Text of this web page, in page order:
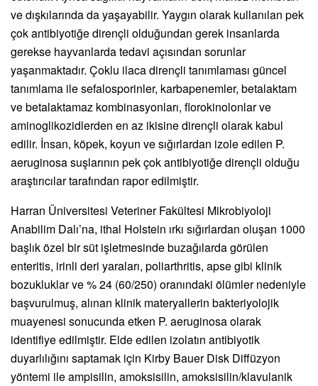
ve dışkılarında da yaşayabilir. Yaygın olarak kullanılan pek
çok antibiyotiğe dirençli olduğundan gerek insanlarda
gerekse hayvanlarda tedavi açısından sorunlar
yaşanmaktadır. Çoklu ilaca dirençli tanımlaması güncel
tanımlama ile sefalosporinler, karbapenemler, betalaktam
ve betalaktamaz kombinasyonları, florokinolonlar ve
aminoglikozidlerden en az ikisine dirençli olarak kabul
edilir. İnsan, köpek, koyun ve sığırlardan izole edilen P.
aeruginosa suşlarının pek çok antibiyotiğe dirençli olduğu
araştırıcılar tarafından rapor edilmiştir.
Harran Üniversitesi Veteriner Fakültesi Mikrobiyoloji
Anabilim Dalı’na, ithal Holstein ırkı sığırlardan oluşan 1000
başlık özel bir süt işletmesinde buzağılarda görülen
enteritis, irinli deri yaraları, poliarthritis, apse gibi klinik
bozukluklar ve % 24 (60/250) oranındaki ölümler nedeniyle
başvurulmuş, alınan klinik materyallerin bakteriyolojik
muayenesi sonucunda etken P. aeruginosa olarak
identifiye edilmiştir. Elde edilen izolatın antibiyotik
duyarlılığını saptamak için Kirby Bauer Disk Diffüzyon
yöntemi ile ampisilin, amoksisilin, amoksisilin/klavulanik